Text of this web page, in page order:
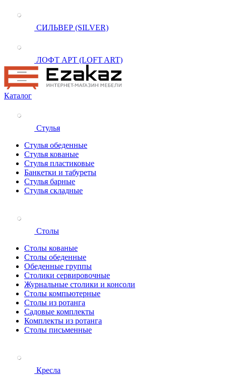
СИЛЬВЕР (SILVER)
ЛОФТ АРТ (LOFT ART)
Каталог
Стулья
Стулья обеденные
Стулья кованые
Стулья пластиковые
Банкетки и табуреты
Стулья барные
Стулья складные
Столы
Столы кованые
Столы обеденные
Обеденные группы
Столики сервировочные
Журнальные столики и консоли
Столы компьютерные
Столы из ротанга
Садовые комплекты
Комплекты из ротанга
Столы письменные
Кресла